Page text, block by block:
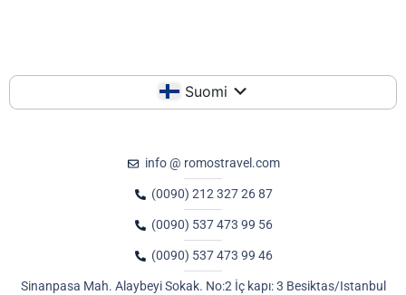
Suomi
info @ romostravel.com
(0090) 212 327 26 87
(0090) 537 473 99 56
(0090) 537 473 99 46
Sinanpasa Mah. Alaybeyi Sokak. No:2 İç kapı: 3 Besiktas/Istanbul